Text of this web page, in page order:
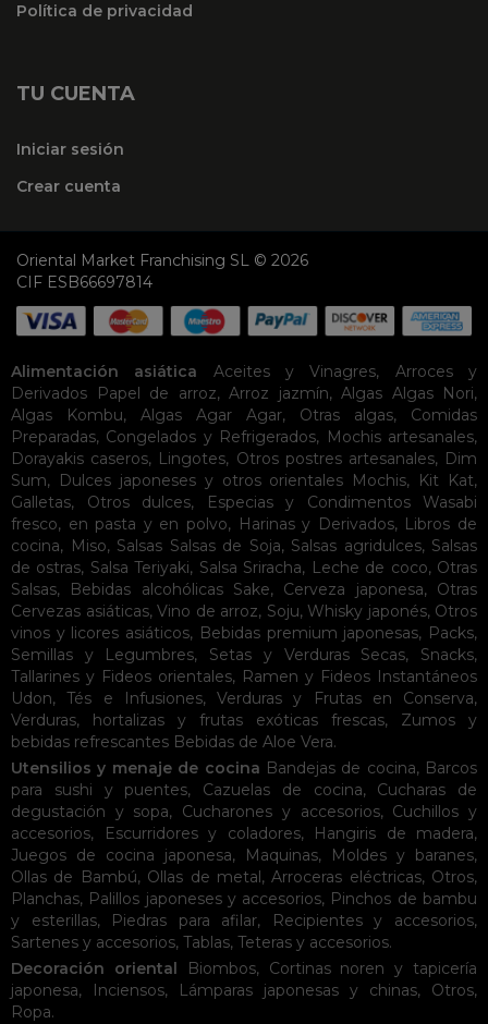
Política de privacidad
TU CUENTA
Iniciar sesión
Crear cuenta
Oriental Market Franchising SL © 2026
CIF ESB66697814
Alimentación asiática Aceites y Vinagres, Arroces y
Derivados
Papel de arroz, Arroz jazmín, Algas Algas Nori,
Algas Kombu, Algas Agar Agar, Otras algas, Comidas
Preparadas, Congelados y Refrigerados, Mochis artesanales,
Dorayakis caseros, Lingotes, Otros postres artesanales, Dim
Sum, Dulces japoneses y otros orientales Mochis, Kit Kat,
Galletas, Otros dulces, Especias y Condimentos
Wasabi
fresco, en pasta y en polvo, Harinas y Derivados, Libros de
cocina, Miso, Salsas Salsas de Soja, Salsas agridulces, Salsas
de ostras, Salsa Teriyaki, Salsa Sriracha, Leche de coco, Otras
Salsas, Bebidas alcohólicas Sake, Cerveza japonesa, Otras
Cervezas asiáticas, Vino de arroz, Soju, Whisky japonés, Otros
vinos y licores asiáticos, Bebidas premium japonesas, Packs,
Semillas y Legumbres, Setas y Verduras Secas, Snacks,
Tallarines y Fideos orientales, Ramen y Fideos Instantáneos
Udon,Tés e Infusiones, Verduras y Frutas en Conserva,
Verduras, hortalizas y frutas exóticas frescas, Zumos y
bebidas refrescantes Bebidas de Aloe Vera.
Utensilios y menaje de cocina Bandejas de cocina, Barcos
para sushi y puentes, Cazuelas de cocina, Cucharas de
degustación y sopa, Cucharones y accesorios, Cuchillos y
accesorios, Escurridores y coladores, Hangiris de madera,
Juegos de cocina japonesa, Maquinas, Moldes y baranes,
Ollas de Bambú, Ollas de metal,Arroceras eléctricas, Otros,
Planchas, Palillos japoneses y accesorios, Pinchos de bambu
y esterillas, Piedras para afilar, Recipientes y accesorios,
Sartenes y accesorios, Tablas, Teteras y accesorios.
Decoración oriental
Biombos, Cortinas noren y tapicería
japonesa, Inciensos, Lámparas japonesas y chinas, Otros,
Ropa.